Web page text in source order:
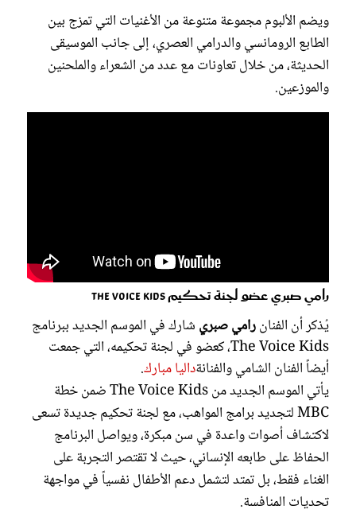
ويضم الألبوم مجموعة متنوعة من الأغنيات التي تمزج بين
الطابع الرومانسي والدرامي العصري، إلى جانب الموسيقى
الحديثة، من خلال تعاونات مع عدد من الشعراء والملحنين
والموزعين.
رامي صبري عضو لجنة تحكيم The Voice Kids
يُذكر أن الفنانرامي صبري شارك في الموسم الجديد ببرنامج
The Voice Kids، كعضو في لجنة تحكيمه، التي جمعت
أيضاً الفنان الشامي والفنانةداليا مبارك.
يأتي الموسم الجديد من The Voice Kids ضمن خطة
MBC لتجديد برامج المواهب، مع لجنة تحكيم جديدة تسعى
لاكتشاف أصوات واعدة في سن مبكرة، ويواصل البرنامج
الحفاظ على طابعه الإنساني، حيث لا تقتصر التجربة على
الغناء فقط، بل تمتد لتشمل دعم الأطفال نفسياً في مواجهة
تحديات المنافسة.